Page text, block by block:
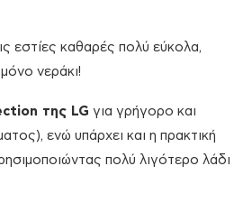
εστίες καθαρές πολύ εύκολα,
νεράκι!
της LG για γρήγορο και
ενώ υπάρχει και η πρακτική
πολύ λιγότερο λάδι